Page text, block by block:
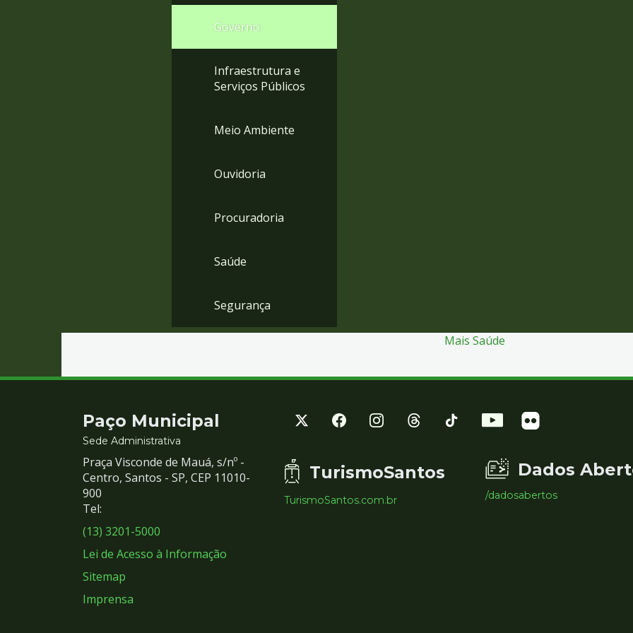
Governo
Infraestrutura e
Serviços Públicos
Meio Ambiente
Ouvidoria
Procuradoria
Saúde
Segurança
Mais Saúde
Contato
e
Redes
Sociais
Paço Municipal
Sede Administrativa
Praça Visconde de Mauá, s/nº -
Centro, Santos - SP, CEP 11010-
900
Tel:
(13) 3201-5000
Lei de Acesso à Informação
Sitemap
Imprensa
TurismoSantos
TurismoSantos.com.br
Dados
/dadosabertos